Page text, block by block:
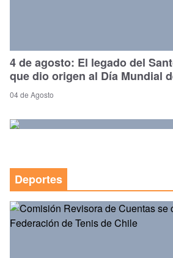
4 de agosto: El legado del
que dio origen al Día Mundial
04 de Agosto
Deportes